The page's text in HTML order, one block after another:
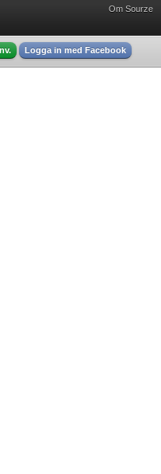
Om Sourze
Logga in med Facebook